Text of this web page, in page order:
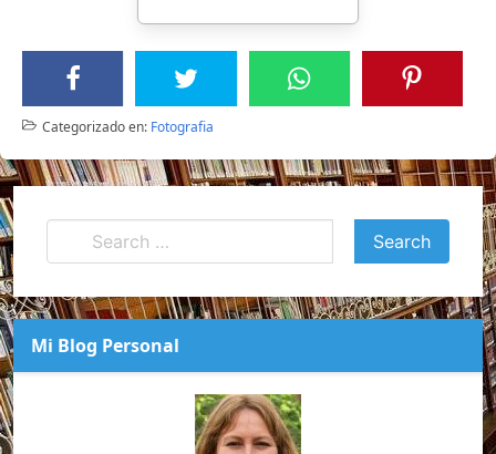
Categorizado en: Fotografia
Mi Blog Personal